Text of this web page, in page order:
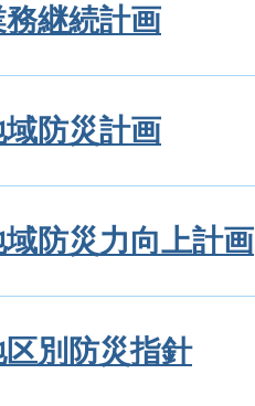
継続計画
防災計画
防災力向上計画
別防災指針